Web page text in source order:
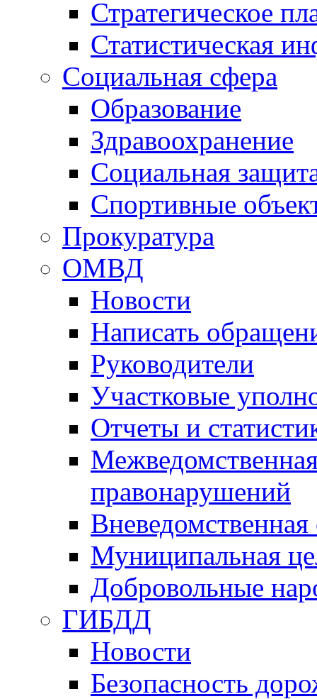
Стратегическое
Статистическая
Социальная сфера
Образование
Здравоохранение
Социальная
Спортивные
Прокуратура
ОМВД
Новости
Написать
Руководители
Участковые
Отчеты и
правонарушений
Вневедомственная
Муниципальная
Добровольные
ГИБДД
Новости
Безопасность